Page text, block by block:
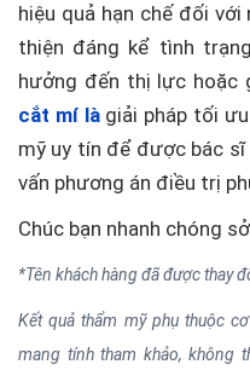
hiệu quả hạn chế đối
thiện đáng kể tình
hưởng đến thị lực hoặc
cắt mí làgiải pháp tối
mỹ uy tín để được bác
vấn phương án điều trị
Chúc bạn nhanh chóng
*Tên khách hàng đã được thay
Kết quả thẩm mỹ phụ thuộc
mang tính tham khảo, không